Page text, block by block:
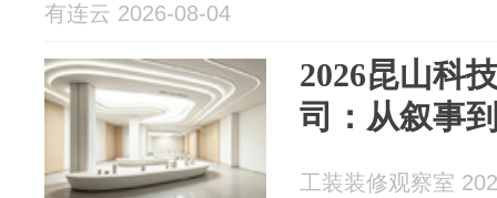
有连云 2026-08-04
2026昆山科
司：从叙事
工装装修观察室